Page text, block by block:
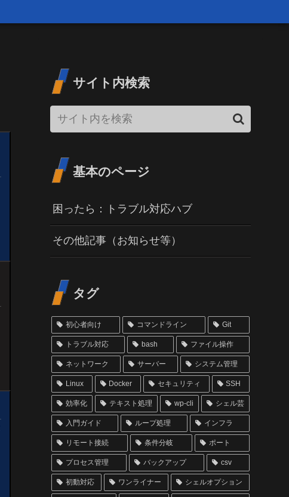
サイト内検索
基本のページ
困ったら：トラブル対応ハブ
その他記事（お知らせ等）
タグ
初心者向け コマンドライン Git
トラブル対応 bash ファイル操作
ネットワーク サーバー システム管理
Linux Docker セキュリティ SSH
効率化 テキスト処理 wp-cli シェル芸
入門ガイド ループ処理 インフラ
リモート接続 条件分岐 ポート
プロセス管理 バックアップ csv
初動対応 ワンライナー シェルオプション